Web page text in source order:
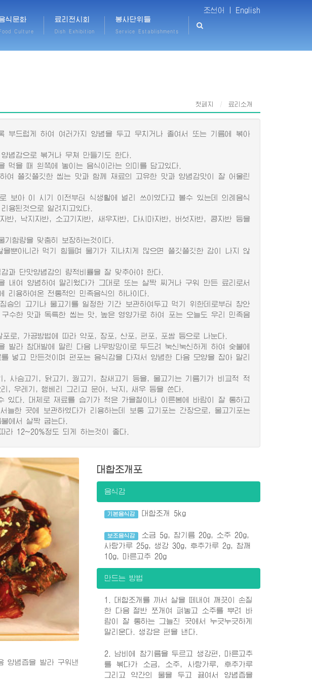
조선어 | English
식문화
Food Culture
료리전시회
Dish Exhibition
봉사단위들
Service Establishments
첫페지 료리소개
드럽게 하여 여러가지 양념을 두고 무치거나 졸여서 또는 기름에 볶아
감으로 볶거나 무쳐 만들기도 한다.
을 때 왼쪽에 놓이는 음식이라는 의미를 담고있다.
쫄깃쫄깃한 씹는 맛과 함께 재료의 고유한 맛과 양념감맛이 잘 어울린
보아 이 시기 이전부터 식생활에 널리 쓰이였다고 볼수 있는데 의례음식
용된것으로 알려지고있다.
, 낙지자반, 소고기자반, 새우자반, 다시마자반, 버섯자반, 콩자반 등을
함량을 맞춤히 보장하는것이다.
뿐아니라 먹기 힘들며 물기가 지나치게 많으면 쫄깃쫄깃한 감이 나지 않
과 단맛양념감의 량적비률을 잘 맞추어야 한다.
여 양념하여 말리웠다가 그대로 또는 살짝 찌거나 구워 만든 료리로서
리용하여온 전통적인 민족음식의 하나이다.
의 고기나 물고기를 일정한 기간 보관하여두고 먹기 위한데로부터 창안
수한 맛과 독특한 씹는 맛, 높은 영양가로 하여 포는 오늘도 우리 민족음
로, 가공방법에 따라 약포, 장포, 산포, 편포, 포쌈 등으로 나눈다.
라 참대발에 말린 다음 나무방망이로 두드려 눅신눅신하게 하여 숯불에
넣고 만든것이며 편포는 음식감을 다져서 양념한 다음 모양을 잡아 말리
슴고기, 닭고기, 꿩고기, 참새고기 등을, 물고기는 기름기가 비교적 적
, 우레기, 행베리 그리고 문어, 낙지, 새우 등을 쓴다.
다. 대체로 재료를 습기가 적은 가을철이나 이른봄에 바람이 잘 통하고
늘한 곳에 보관하였다가 리용하는데 보통 고기포는 간장으로, 물고기포는
에서 살짝 굽는다.
12~20%정도 되게 하는것이 좋다.
양념즙을 발라 구워낸
대합조개포
음식감
기본음식감 대합조개 5kg
보조음식감
소금 5g, 참기름 20g, 소주 20g,
사탕가루 25g, 생강 30g, 후추가루 2g, 참깨
10g, 마른고추 20g
만드는 방법
1. 대합조개를 까서 살을 떼내여 깨끗이 손질
한 다음 절반 쪼개여 펴놓고 소주를 뿌려 바
람이 잘 통하는 그늘진 곳에서 누긋누긋하게
말리운다. 생강은 편을 낸다.
2. 남비에 참기름을 두르고 생강편, 마른고추
를 볶다가 소금, 소주, 사탕가루, 후추가루
그리고 약간의 물을 두고 끓여서 양념즙을